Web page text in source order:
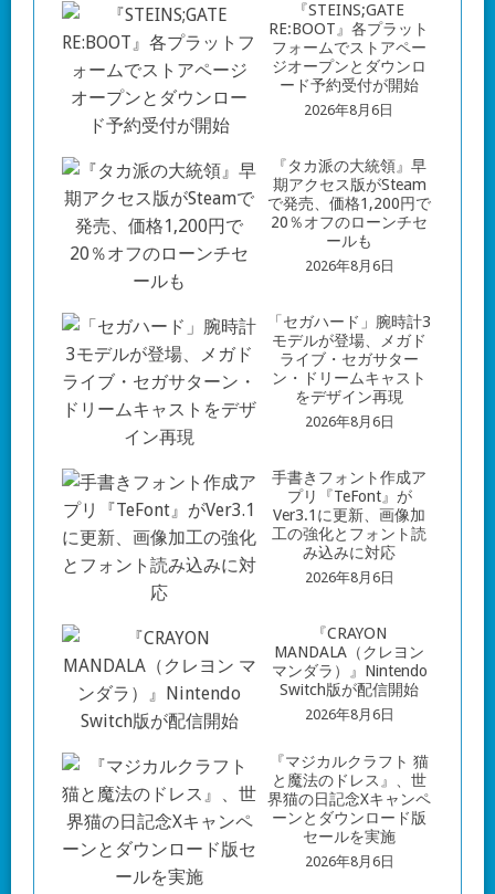
『STEINS;GATE
RE:BOOT』各プラット
フォームでストアペー
ジオープンとダウンロ
ード予約受付が開始
2026年8月6日
『タカ派の大統領』早
期アクセス版がSteam
で発売、価格1,200円で
20％オフのローンチセ
ールも
2026年8月6日
「セガハード」腕時計3
モデルが登場、メガド
ライブ・セガサター
ン・ドリームキャスト
をデザイン再現
2026年8月6日
手書きフォント作成ア
プリ『TeFont』が
Ver3.1に更新、画像加
工の強化とフォント読
み込みに対応
2026年8月6日
『CRAYON
MANDALA（クレヨン
マンダラ）』Nintendo
Switch版が配信開始
2026年8月6日
『マジカルクラフト 猫
と魔法のドレス』、世
界猫の日記念Xキャンペ
ーンとダウンロード版
セールを実施
2026年8月6日